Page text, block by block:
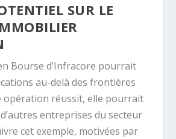
SUR LE
Bourse d’Infracore pourrait
au-delà des frontières
opération réussit, elle pourrait
entreprises du secteur
cet exemple, motivées par